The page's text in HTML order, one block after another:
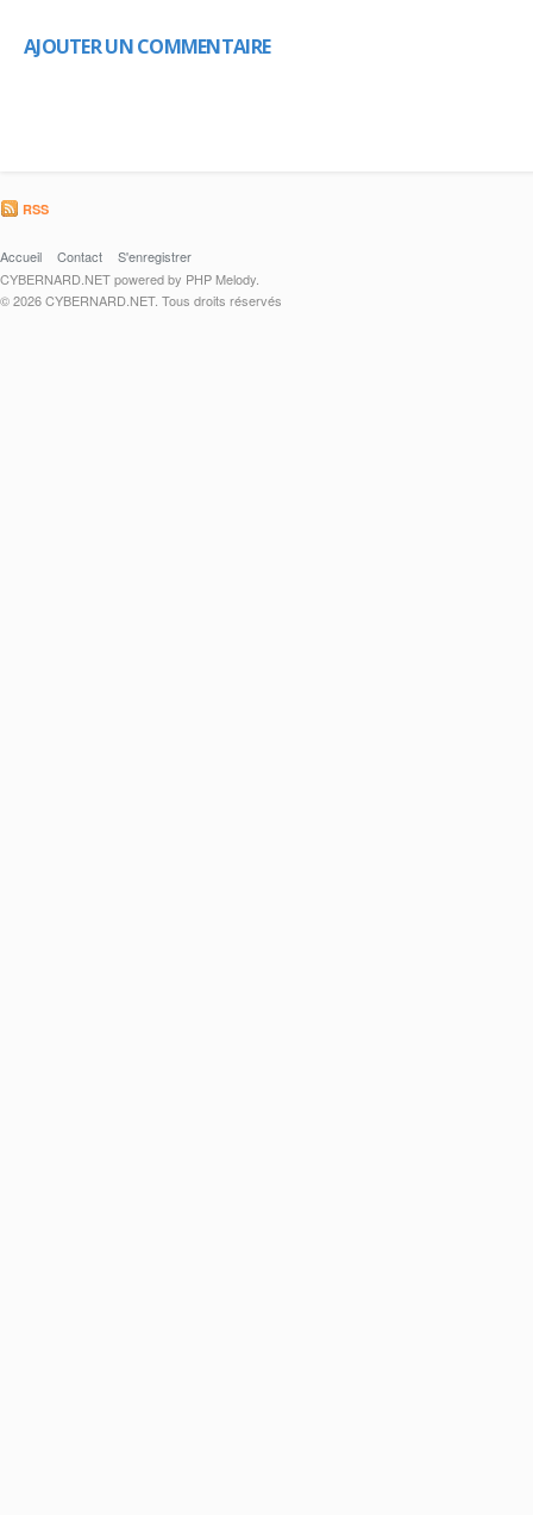
AJOUTER UN COMMENTAIRE
RSS
Accueil Contact
S'enregistrer
CYBERNARD.NET powered by PHP Melody.
© 2026 CYBERNARD.NET. Tous droits réservés